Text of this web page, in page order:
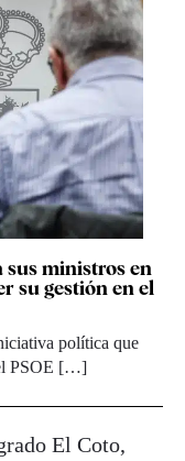
ministros en
su gestión en el
política que
PSOE […]
El Coto,